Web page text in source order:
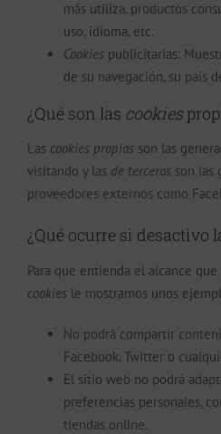
más utiliza, productos
uso, idioma, etc.
Cookies publicitarias:
de su navegación, su país
¿Qué son las cookies
Las cookies propias son las
visitando y las de terceros son las
proveedores externos como
¿Qué ocurre si desactivo
Para que entienda el alcance
cookies le mostramos unos
No podrá compartir
Facebook, Twitter o
El sitio web no podrá
preferencias personales,
tiendas online.